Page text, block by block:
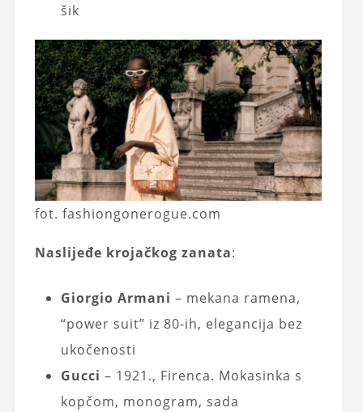
šik
fot. fashiongonerogue.com
Naslijeđe krojačkog zanata:
Giorgio Armani – mekana ramena,
“power suit” iz 80-ih, elegancija bez
ukočenosti
Gucci – 1921., Firenca. Mokasinka s
kopčom, monogram, sada